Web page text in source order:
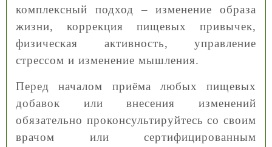
комплексный подход – изменение образа
жизни, коррекция пищевых привычек,
физическая активность, управление
стрессом и изменение мышления.
Перед началом приёма любых пищевых
добавок или внесения изменений
обязательно проконсультируйтесь со своим
врачом или сертифицированным